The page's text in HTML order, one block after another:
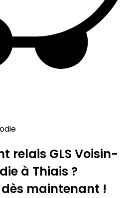
relais Dedi Elodie
relais GLS Voisin-
à Thiais ?
maintenant !